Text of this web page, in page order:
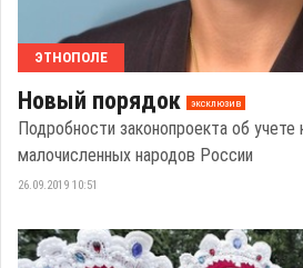
ЭТНОПОЛЕ
Новый порядок эксклюзив
Подробности законопроекта об учете
малочисленных народов России
26.09.2019 10:51